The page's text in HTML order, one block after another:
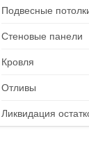
Подвесные
Стеновые панели
Кровля
Отливы
Ликвидация